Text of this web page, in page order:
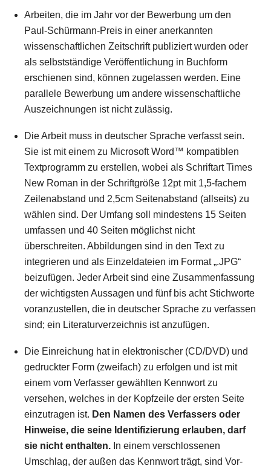
Arbeiten, die im Jahr vor der Bewerbung um den
Paul-Schürmann-Preis in einer anerkannten
wissenschaftlichen Zeitschrift publiziert wurden oder
als selbstständige Veröffentlichung in Buchform
erschienen sind, können zugelassen werden. Eine
parallele Bewerbung um andere wissenschaftliche
Auszeichnungen ist nicht zulässig.
Die Arbeit muss in deutscher Sprache verfasst sein.
Sie ist mit einem zu Microsoft Word™ kompatiblen
Textprogramm zu erstellen, wobei als Schriftart Times
New Roman in der Schriftgröße 12pt mit 1,5-fachem
Zeilenabstand und 2,5cm Seitenabstand (allseits) zu
wählen sind. Der Umfang soll mindestens 15 Seiten
umfassen und 40 Seiten möglichst nicht
überschreiten. Abbildungen sind in den Text zu
integrieren und als Einzeldateien im Format „.JPG“
beizufügen. Jeder Arbeit sind eine Zusammenfassung
der wichtigsten Aussagen und fünf bis acht Stichworte
voranzustellen, die in deutscher Sprache zu verfassen
sind; ein Literaturverzeichnis ist anzufügen.
Die Einreichung hat in elektronischer (CD/DVD) und
gedruckter Form (zweifach) zu erfolgen und ist mit
einem vom Verfasser gewählten Kennwort zu
versehen, welches in der Kopfzeile der ersten Seite
einzutragen ist. Den Namen des Verfassers oder
Hinweise, die seine Identifizierung erlauben, darf
sie nicht enthalten. In einem verschlossenen
Umschlag, der außen das Kennwort trägt, sind Vor-